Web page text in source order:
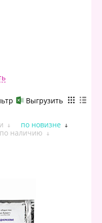
Выгрузить
по новизне
по наличию